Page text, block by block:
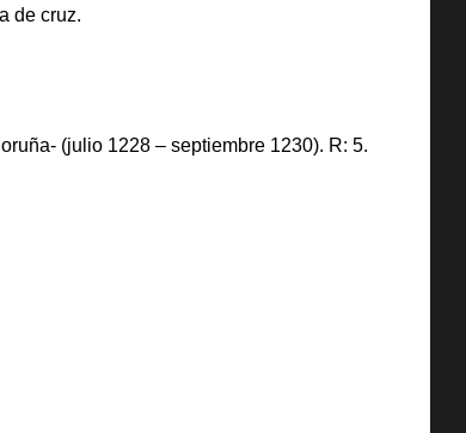
de cruz.
(julio 1228 – septiembre 1230). R: 5.